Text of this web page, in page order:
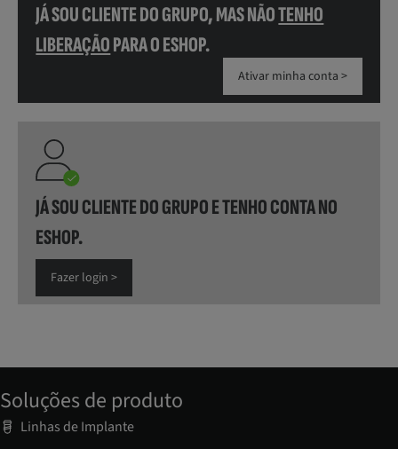
JÁ SOU CLIENTE DO GRUPO, MAS NÃOTENHO
LIBERAÇÃOPARA O ESHOP.
Ativar minha conta >
JÁ SOU CLIENTE DO GRUPO E TENHO CONTA NO
ESHOP.
Fazer login >
Soluções de produto
Linhas de Implante